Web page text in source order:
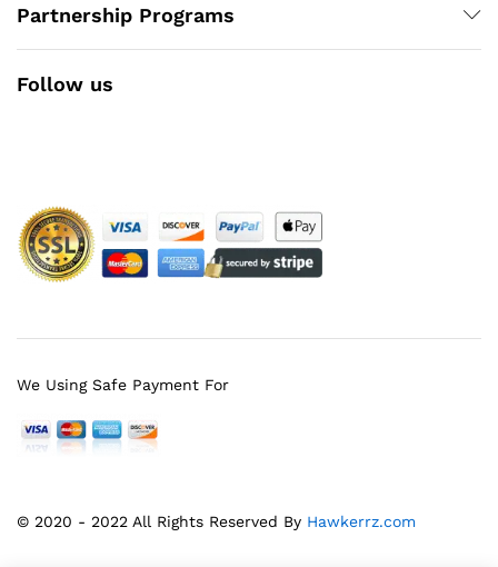
Partnership Programs
Follow us
© 2020 - 2022 All Rights Reserved By Hawkerrz.com
We Using Safe Payment For